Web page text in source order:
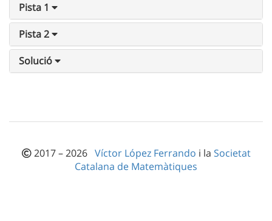
Pista 1
Pista 2
Solució
2017 – 2026 Víctor López Ferrando i la Societat
Catalana de Matemàtiques